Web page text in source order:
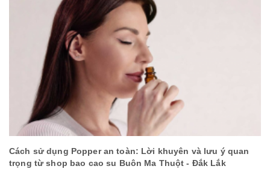
Cách sử dụng Popper an toàn: Lời khuyên và lưu ý quan
trọng từ shop bao cao su Buôn Ma Thuột - Đắk Lắk